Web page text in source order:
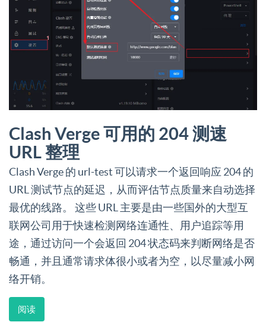
Clash Verge 可用的 204 测速
URL 整理
Clash Verge 的 url-test 可以请求一个返回响应 204 的
URL 测试节点的延迟，从而评估节点质量来自动选择
最优的线路。 这些 URL 主要是由一些国外的大型互
联网公司用于快速检测网络连通性、用户追踪等用
途，通过访问一个会返回 204 状态码来判断网络是否
畅通，并且通常请求体很小或者为空，以尽量减小网
络开销。
阅读